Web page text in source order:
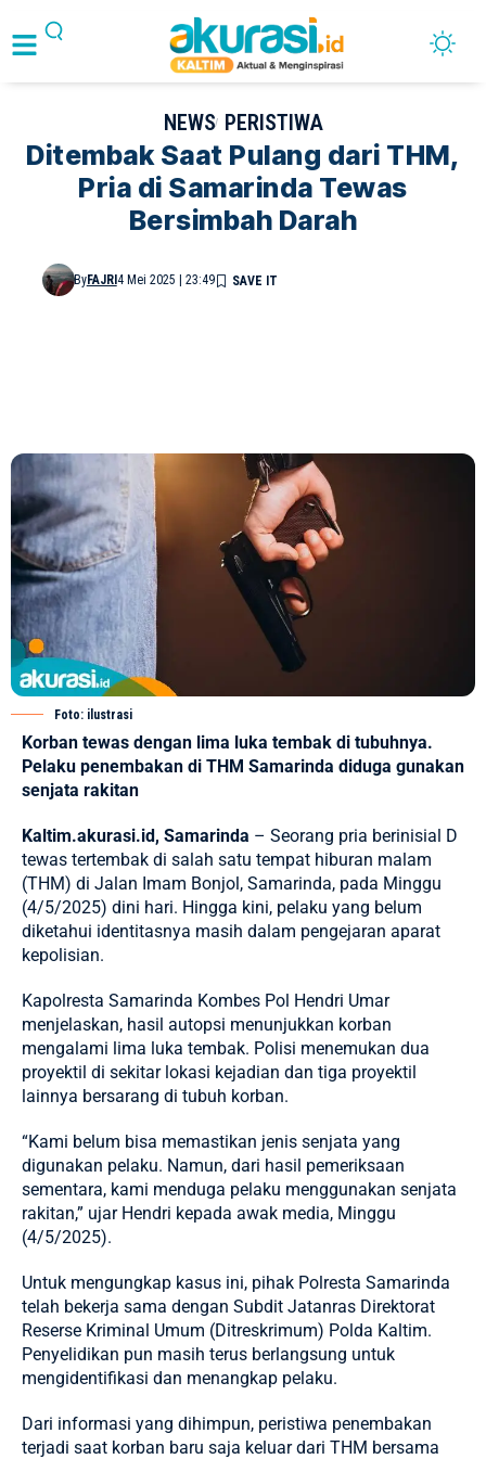
NEWS PERISTIWA
Ditembak Saat Pulang dari THM,
Pria di Samarinda Tewas
Bersimbah Darah
ByFAJRI4 Mei 2025 | 23:49
Foto: ilustrasi
Korban tewas dengan lima luka tembak di tubuhnya.
Pelaku penembakan di THM Samarinda diduga gunakan
senjata rakitan
Kaltim.akurasi.id, Samarinda – Seorang pria berinisial D
tewas tertembak di salah satu tempat hiburan malam
(THM) di Jalan Imam Bonjol, Samarinda, pada Minggu
(4/5/2025) dini hari. Hingga kini, pelaku yang belum
diketahui identitasnya masih dalam pengejaran aparat
kepolisian.
Kapolresta Samarinda Kombes Pol Hendri Umar
menjelaskan, hasil autopsi menunjukkan korban
mengalami lima luka tembak. Polisi menemukan dua
proyektil di sekitar lokasi kejadian dan tiga proyektil
lainnya bersarang di tubuh korban.
“Kami belum bisa memastikan jenis senjata yang
digunakan pelaku. Namun, dari hasil pemeriksaan
sementara, kami menduga pelaku menggunakan senjata
rakitan,” ujar Hendri kepada awak media, Minggu
(4/5/2025).
Untuk mengungkap kasus ini, pihak Polresta Samarinda
telah bekerja sama dengan Subdit Jatanras Direktorat
Reserse Kriminal Umum (Ditreskrimum) Polda Kaltim.
Penyelidikan pun masih terus berlangsung untuk
mengidentifikasi dan menangkap pelaku.
Dari informasi yang dihimpun, peristiwa penembakan
terjadi saat korban baru saja keluar dari THM bersama